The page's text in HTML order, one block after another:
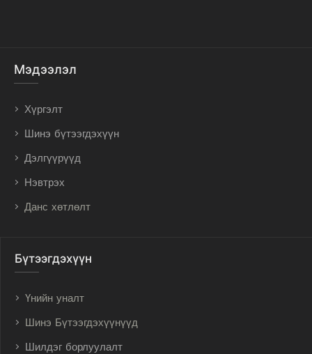
Мэдээлэл
Хүргэлт
Шинэ бүтээгдэхүүн
Дэлгүүрүүд
Нэвтрэх
Данс хөтлөлт
Бүтээгдэхүүн
Үнийн уналт
Шинэ Бүтээгдэхүүнүүд
Шилдэг борлуулалт